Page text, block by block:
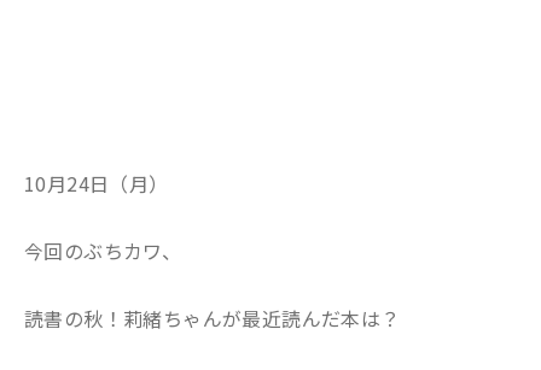
10月24日（月）
今回のぶちカワ、
読書の秋！莉緒ちゃんが最近読んだ本は？